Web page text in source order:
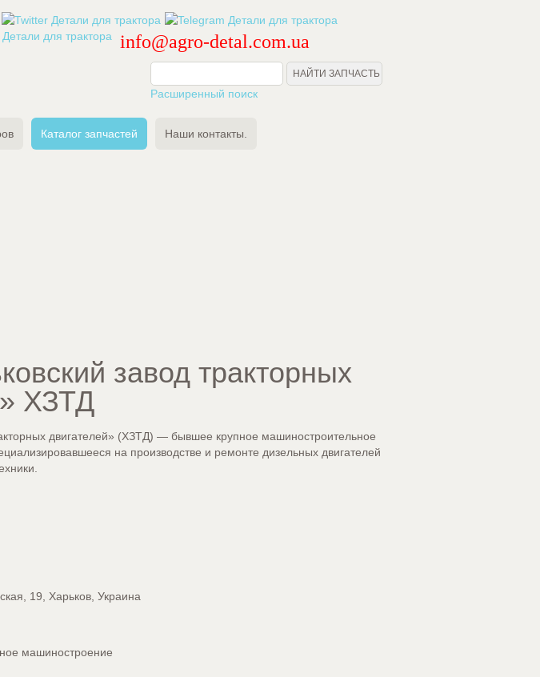
info@agro-detal.com.ua
Расширенный поиск
Каталог запчастей Наши контакты.
завод тракторных
ХЗТД
двигателей» (ХЗТД) — бывшее крупное машиностроительное
на производстве и ремонте дизельных двигателей
19, Харьков, Украина
машиностроение